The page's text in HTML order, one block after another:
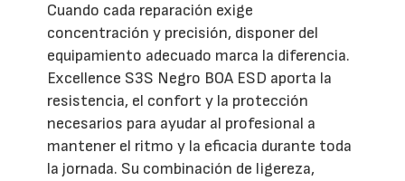
Cuando cada reparación exige
concentración y precisión, disponer del
equipamiento adecuado marca la diferencia.
Excellence S3S Negro BOA ESD aporta la
resistencia, el confort y la protección
necesarios para ayudar al profesional a
mantener el ritmo y la eficacia durante toda
la jornada. Su combinación de ligereza,